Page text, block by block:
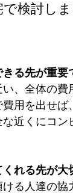
検討し
る先が重要
、全体の費
用を出せ
近くにコン
れる先が大
る人達の